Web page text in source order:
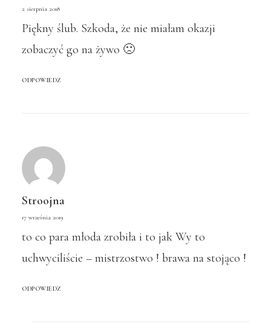
2 sierpnia 2018
Piękny ślub. Szkoda, że nie miałam okazji
zobaczyć go na żywo 🙁
ODPOWIEDZ
Stroojna
17 września 2019
to co para młoda zrobiła i to jak Wy to
uchwyciliście – mistrzostwo ! brawa na stojąco !
ODPOWIEDZ